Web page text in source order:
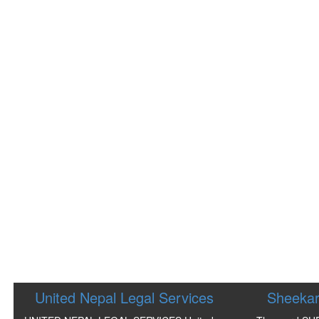
United Nepal Legal Services